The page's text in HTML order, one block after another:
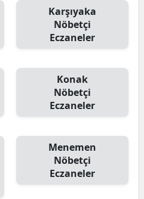
Karşıyaka
Nöbetçi
Eczaneler
Konak
Nöbetçi
Eczaneler
Menemen
Nöbetçi
Eczaneler